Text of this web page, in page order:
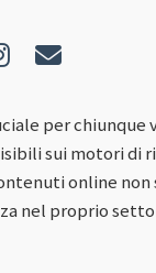
per
sui motori di
online
nel proprio